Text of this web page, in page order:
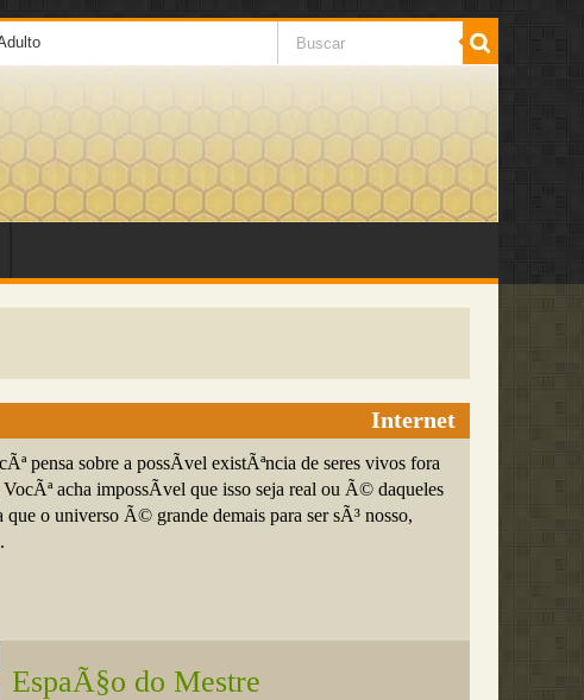
Internet
pensa sobre a possÃ­vel existÃªncia de seres vivos fora
VocÃª acha impossÃ­vel que isso seja real ou Ã© daqueles
que o universo Ã© grande demais para ser sÃ³ nosso,
EspaÃ§o do Mestre